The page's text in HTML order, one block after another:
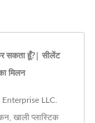
सकता हूँ?| सीलेंट
मिलन
Enterprise LLC.
खाली प्लास्टिक